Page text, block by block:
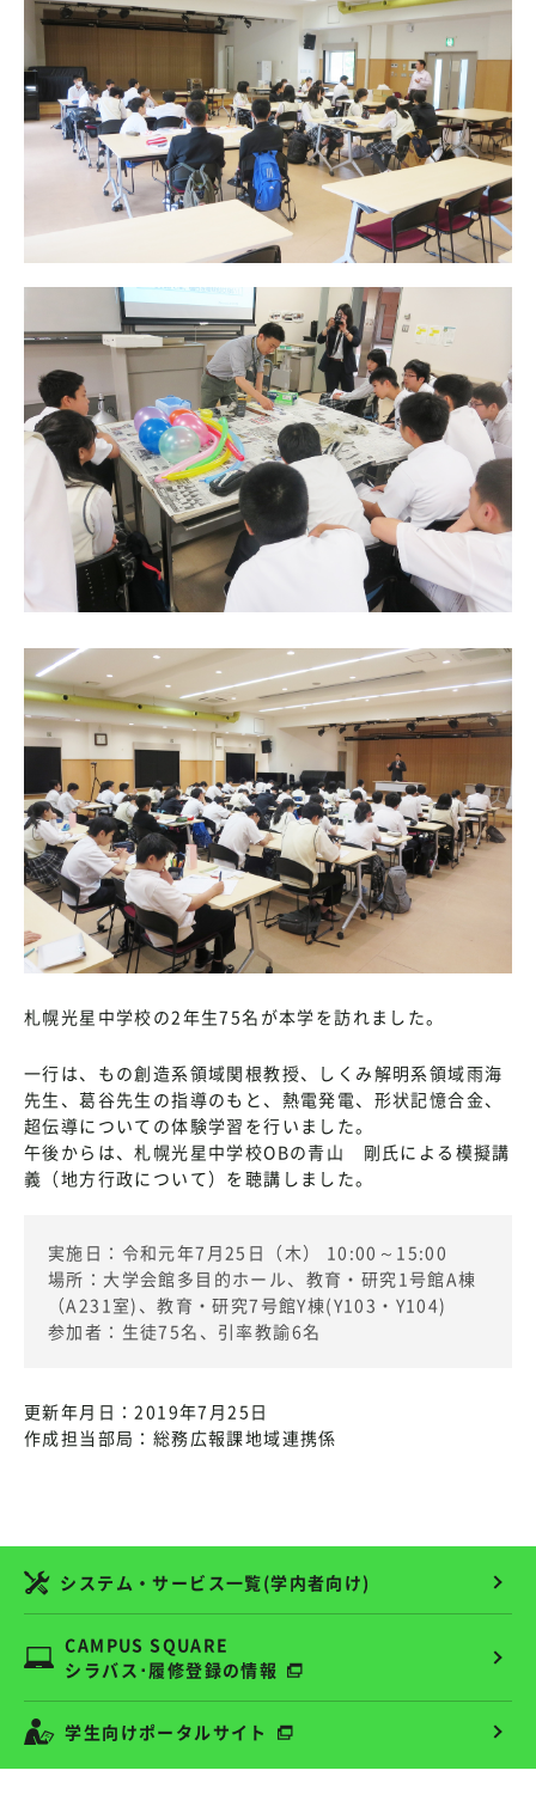
札幌光星中学校の2年生75名が本学を訪れました。
一行は、もの創造系領域関根教授、しくみ解明系領域雨海
先生、葛谷先生の指導のもと、熱電発電、形状記憶合金、
超伝導についての体験学習を行いました。
午後からは、札幌光星中学校OBの青山 剛氏による模擬講
義（地方行政について）を聴講しました。
実施日：令和元年7月25日（木） 10:00～15:00
場所：大学会館多目的ホール、教育・研究1号館A棟
（A231室)、教育・研究7号館Y棟(Y103・Y104)
参加者：生徒75名、引率教諭6名
更新年月日：2019年7月25日
作成担当部局：総務広報課地域連携係
システム・サービス一覧(学内者向け)
CAMPUS SQUARE
シラバス･履修登録の情報
学生向けポータルサイト